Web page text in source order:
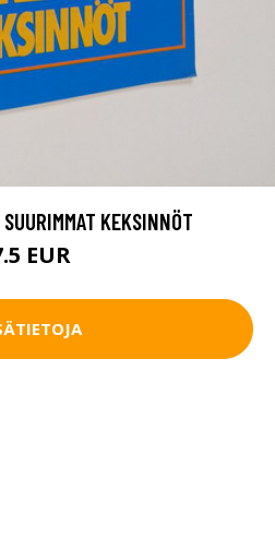
KEKSINNÖT
EUR